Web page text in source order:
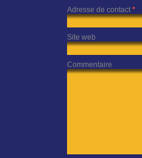
Adresse de contact *
Site web
Commentaire